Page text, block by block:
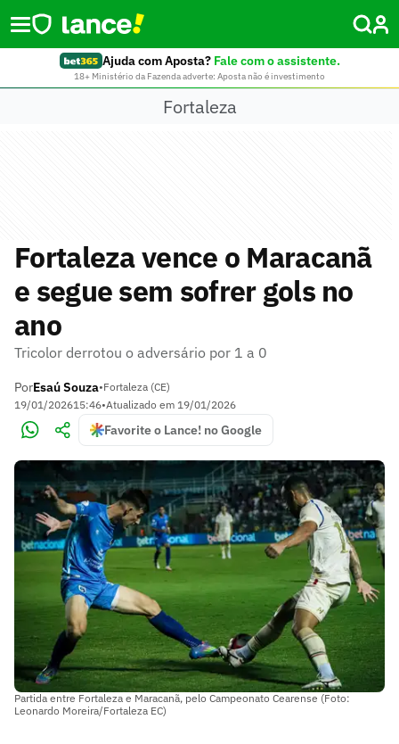
Ajuda com Aposta? Fale com o assistente.
18+ Ministério da Fazenda adverte: Aposta não é investimento
Fortaleza
Fortaleza vence o Maracanã
e segue sem sofrer gols no
ano
Tricolor derrotou o adversário por 1 a 0
PorEsaú Souza•Fortaleza (CE)
19/01/202615:46•Atualizado em 19/01/2026
Favorite o Lance! no Google
Partida entre Fortaleza e Maracanã, pelo Campeonato Cearense (Foto:
Leonardo Moreira/Fortaleza EC)